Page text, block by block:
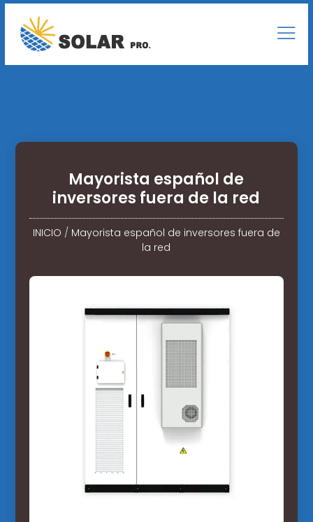
Mayorista español de
inversores fuera de la red
INICIO / Mayorista español de inversores fuera de
la red